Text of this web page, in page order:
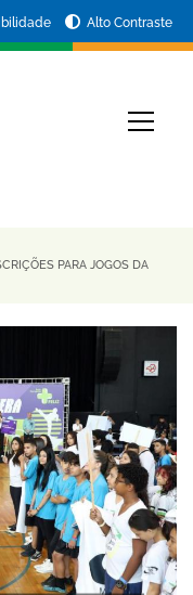
Alto Contraste
PARA JOGOS DA